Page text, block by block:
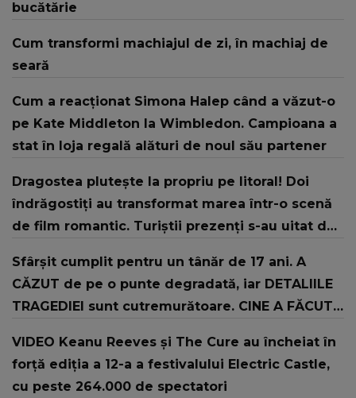
bucătărie
Cum transformi machiajul de zi, în machiaj de
seară
Cum a reacționat Simona Halep când a văzut-o
pe Kate Middleton la Wimbledon. Campioana a
stat în loja regală alături de noul său partener
Dragostea plutește la propriu pe litoral! Doi
îndrăgostiți au transformat marea într-o scenă
de film romantic. Turiștii prezenți s-au uitat de
Sfârșit cumplit pentru un tânăr de 17 ani. A
CĂZUT de pe o punte degradată, iar DETALIILE
TRAGEDIEI sunt cutremurătoare. CINE A FĂCUT
apă, cu lanterna aprinsă și..."
VIDEO Keanu Reeves și The Cure au încheiat în
forță ediția a 12-a a festivalului Electric Castle,
cu peste 264.000 de spectatori